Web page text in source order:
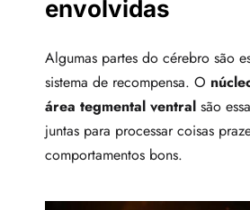
envolvidas
Algumas partes do cérebro são
sistema de recompensa. O
área tegmental ventral são
juntas para processar coisas
comportamentos bons.